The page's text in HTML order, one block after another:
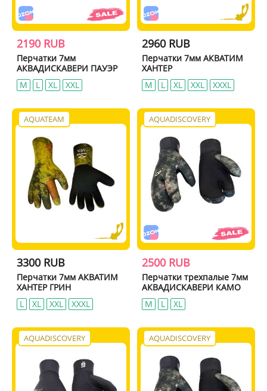
2190 RUB
Перчатки 7мм
АКВАДИСКАВЕРИ ПАУЭР
M
L XL XXL
2960 RUB
Перчатки 7мм АКВАТИМ
ХАНТЕР
M
L XL XXL XXXL
AQUATEAM
3300 RUB
Перчатки 7мм АКВАТИМ
ХАНТЕР ГРИН
L
XL XXL XXXL
AQUADISCOVERY
2500 RUB
Перчатки трехпалые 7мм
АКВАДИСКАВЕРИ КАМО
M
L XL
AQUADISCOVERY AQUADISCOVERY